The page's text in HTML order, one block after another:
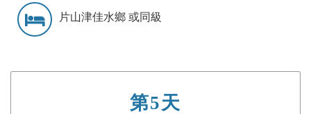
片山津佳水鄉 或同級
第5天